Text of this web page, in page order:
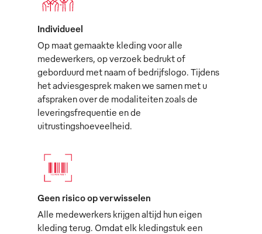
Individueel
Op maat gemaakte kleding voor alle
medewerkers, op verzoek bedrukt of
geborduurd met naam of bedrijfslogo. Tijdens
het adviesgesprek maken we samen met u
afspraken over de modaliteiten zoals de
leveringsfrequentie en de
uitrustingshoeveelheid.
Geen risico op verwisselen
Alle medewerkers krijgen altijd hun eigen
kleding terug. Omdat elk kledingstuk een